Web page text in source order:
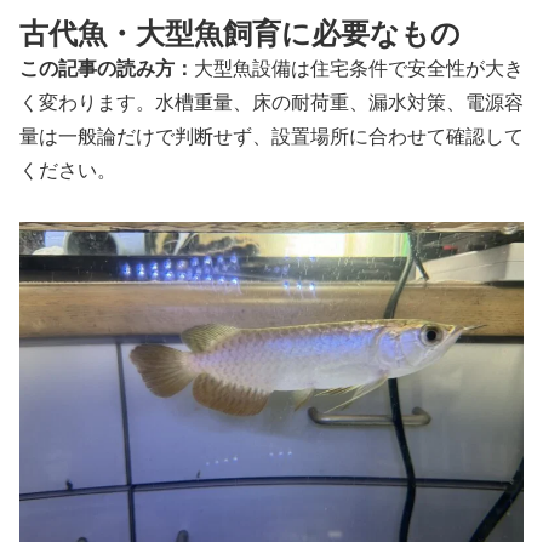
古代魚・大型魚飼育に必要なもの
この記事の読み方： 大型魚設備は住宅条件で安全性が大き
く変わります。水槽重量、床の耐荷重、漏水対策、電源容
量は一般論だけで判断せず、設置場所に合わせて確認して
ください。